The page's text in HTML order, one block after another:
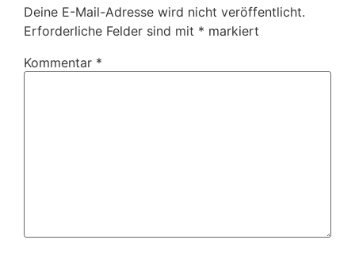
Deine E-Mail-Adresse wird nicht veröffentlicht.
Erforderliche Felder sind mit * markiert
Kommentar *